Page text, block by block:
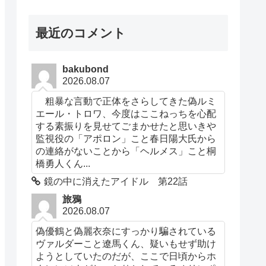
最近のコメント
bakubond
2026.08.07
粗暴な言動で正体をさらしてきた偽ルミ
エール・トロワ、今度はここねっちを心配
する素振りを見せてごまかせたと思いきや
監視役の「アポロン」こと春日陽大氏から
の連絡がないことから「ヘルメス」こと桐
橋勇人くん...
鏡の中に消えたアイドル 第22話
旅鴉
2026.08.07
偽優鶴と偽麗衣奈にすっかり騙されている
ヴァルダーこと遼馬くん、疑いもせず助け
ようとしていたのだが、ここで日頃からホ